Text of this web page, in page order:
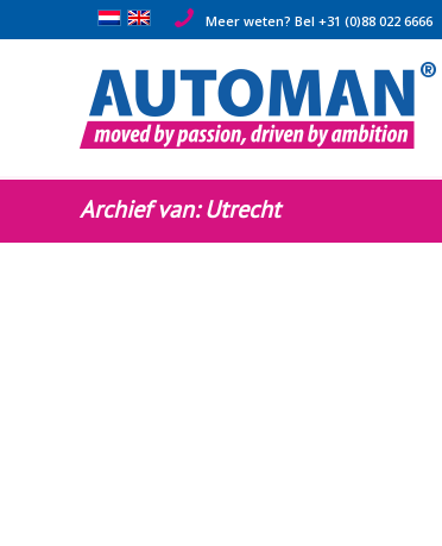
Meer weten? Bel +31 (0)88 022 6666
Archief van: Utrecht